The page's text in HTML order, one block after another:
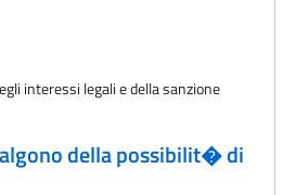
interessi legali e della sanzione
della possibilit� di